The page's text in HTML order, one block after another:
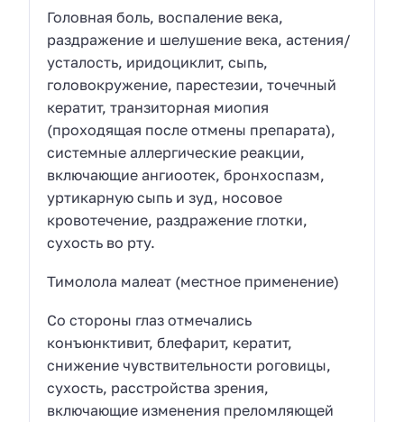
Головная боль, воспаление века,
раздражение и шелушение века, астения/
усталость, иридоциклит, сыпь,
головокружение, парестезии, точечный
кератит, транзиторная миопия
(проходящая после отмены препарата),
системные аллергические реакции,
включающие ангиоотек, бронхоспазм,
уртикарную сыпь и зуд, носовое
кровотечение, раздражение глотки,
сухость во рту.
Тимолола малеат (местное применение)
Со стороны глаз отмечались
конъюнктивит, блефарит, кератит,
снижение чувствительности роговицы,
сухость, расстройства зрения,
включающие изменения преломляющей